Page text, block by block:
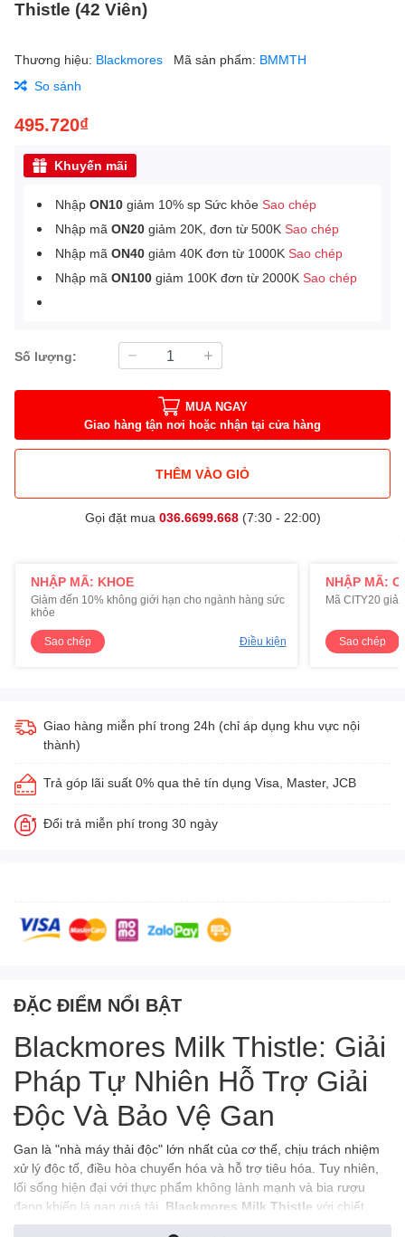
Thistle (42 Viên)
Thương hiệu: Blackmores Mã sản phẩm: BMMTH
So sánh
495.720₫
Khuyến mãi
Nhập ON10 giảm 10% sp Sức khỏe Sao chép
Nhập mã ON20 giảm 20K, đơn từ 500K Sao chép
Nhập mã ON40 giảm 40K đơn từ 1000K Sao chép
Nhập mã ON100 giảm 100K đơn từ 2000K Sao chép
Số lượng:
MUA NGAY
Giao hàng tận nơi hoặc nhận tại cửa hàng
THÊM VÀO GIỎ
Gọi đặt mua 036.6699.668(7:30 - 22:00)
NHẬP MÃ: KHOE
Giảm đến 10% không giới hạn cho ngành hàng sức
khỏe
Sao chép Điều kiện
NHẬP MÃ:
Mã CITY20
Sao chép
Giao hàng miễn phí trong 24h (chỉ áp dụng khu vực nội
thành)
Trả góp lãi suất 0% qua thẻ tín dụng Visa, Master, JCB
Đổi trả miễn phí trong 30 ngày
ĐẶC ĐIỂM NỔI BẬT
Blackmores Milk Thistle: Giải
Pháp Tự Nhiên Hỗ Trợ Giải
Độc Và Bảo Vệ Gan
Gan là "nhà máy thải độc" lớn nhất của cơ thể, chịu trách nhiệm
xử lý độc tố, điều hòa chuyển hóa và hỗ trợ tiêu hóa. Tuy nhiên,
lối sống hiện đại với thực phẩm không lành mạnh và bia rượu
đang khiến lá gan quá tải. Blackmores Milk Thistle với chiết
xuất từ cây kế sữa là giải pháp từ thảo dược phương Tây giúp hỗ